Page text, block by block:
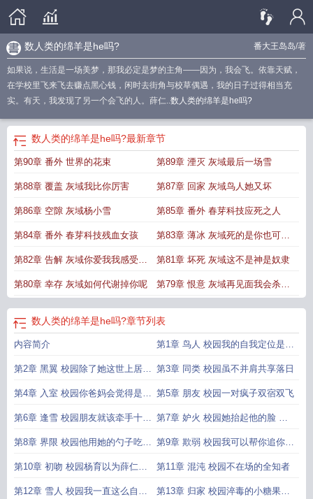
番大王岛岛/著
数人类的绵羊是he吗?
如果说，生活是一场美梦，那我必定是梦的主角——因为，我会飞。依靠天赋，
在学校里飞来飞去赚点黑心钱，闲时去街角与校草偶遇，我的日子过得相当充
实。有天，我发现了另一个会飞的人。薛仁..数人类的绵羊是he吗?
数人类的绵羊是he吗?最新章节
第90章 番外 世界的花束 第89章 湮灭 灰域最后一场雪
第88章 覆盖 灰域我比你厉害 第87章 回家 灰域鸟人她又坏
第86章 空隙 灰域杨小雪 第85章 番外 春芽科技应死之人
第84章 番外 春芽科技残血女孩 第83章 薄冰 灰域死的是你也可能
是我
第82章 告解 灰域你爱我我感受到
了
第81章 坏死 灰域这不是神是奴隶
第80章 幸存 灰域如何代谢掉你呢 第79章 恨意 灰域再见面我会杀了
你
数人类的绵羊是he吗?章节列表
内容简介 第1章 鸟人 校园我的自我定位是坏
人
第2章 黑翼 校园除了她这世上居然
还有
第3章 同类 校园虽不并肩共享落日
第4章 入室 校园你爸妈会觉得是你
把我
第5章 朋友 校园一对疯子双宿双飞
第6章 逢雪 校园朋友就该牵手十指
紧扣
第7章 妒火 校园她抬起他的脸 这
很
第8章 界限 校园他用她的勺子吃她
的剩
第9章 欺弱 校园我可以帮你追你喜
欢的
第10章 初吻 校园杨育以为薛仁是
要亲她
第11章 混沌 校园不在场的全知者
第12章 雪人 校园我一直这么自私 第13章 归家 校园淬毒的小糖果可